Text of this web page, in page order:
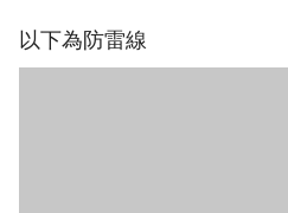
以下為防雷線